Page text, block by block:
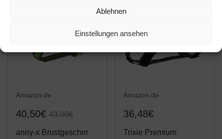
Ablehnen
Einstellungen ansehen
Amazon.de
40,50€ 43,00€
anny-x Brustgeschirr
Amazon.de
36,48€
Trixie Premium